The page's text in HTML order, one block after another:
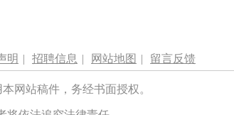
明 | 招聘信息 | 网站地图 | 留言反馈
网站稿件，务经书面授权。